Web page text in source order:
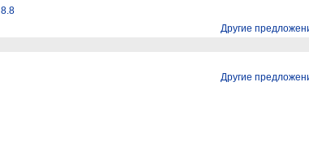
Другие
Другие